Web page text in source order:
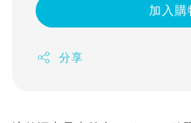
加入購
分享